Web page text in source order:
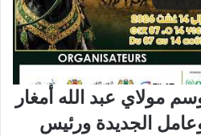
مولاي عبد الله أمغار
الجديدة ورئيس